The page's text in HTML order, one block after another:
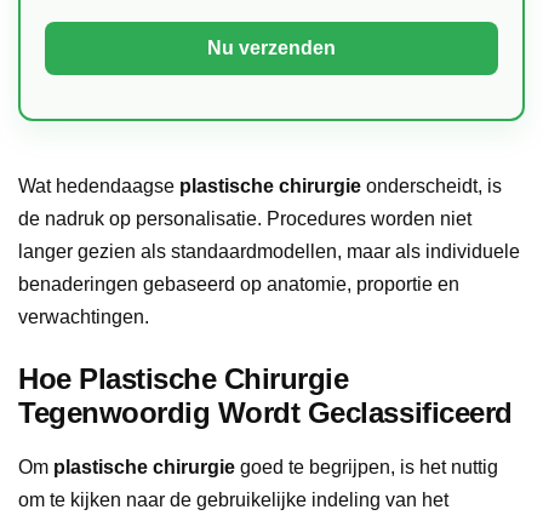
Wat hedendaagse plastische chirurgie onderscheidt, is
de nadruk op personalisatie. Procedures worden niet
langer gezien als standaardmodellen, maar als individuele
benaderingen gebaseerd op anatomie, proportie en
verwachtingen.
Hoe Plastische Chirurgie
Tegenwoordig Wordt Geclassificeerd
Om plastische chirurgie goed te begrijpen, is het nuttig
om te kijken naar de gebruikelijke indeling van het